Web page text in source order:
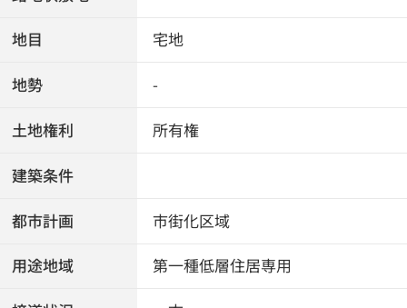
地目 宅地
地勢 -
土地権利 所有権
建築条件
都市計画 市街化区域
用途地域 第一種低層住居専用